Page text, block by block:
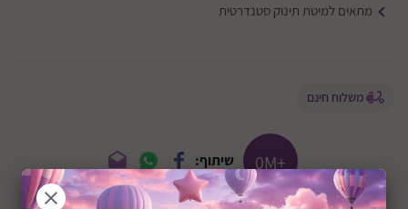
מתאים למיטת תינוק סטנדרטית
משלוח חינם
+0M שיתוף: